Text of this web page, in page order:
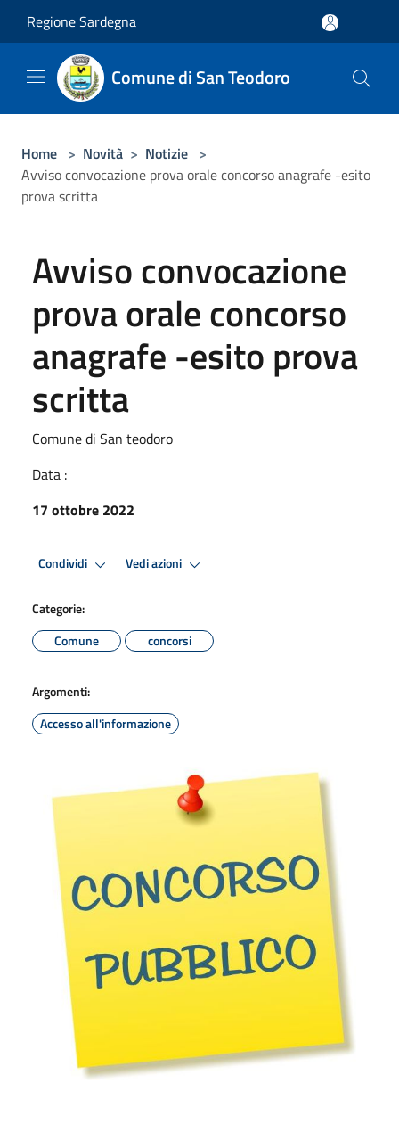
Regione Sardegna
Comune di San Teodoro
Home > Novità > Notizie >
Avviso convocazione prova orale concorso anagrafe -esito
prova scritta
Avviso convocazione
prova orale concorso
anagrafe -esito prova
scritta
Comune di San teodoro
Data :
17 ottobre 2022
Condividi Vedi azioni
Categorie:
Comune
concorsi
Argomenti:
Accesso all'informazione